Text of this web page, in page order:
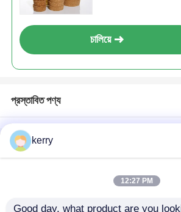
চালিয়ে
প্রস্তাবিত পণ্য
বাড়ি আমাদের সম্পর্কে
সাইট ম্যাপ
গোপনীয়তা নীতি
গুণকাচের বোতলচীন কারখানা.Copyright
kerry
12:27 PM
Good day, what product are you